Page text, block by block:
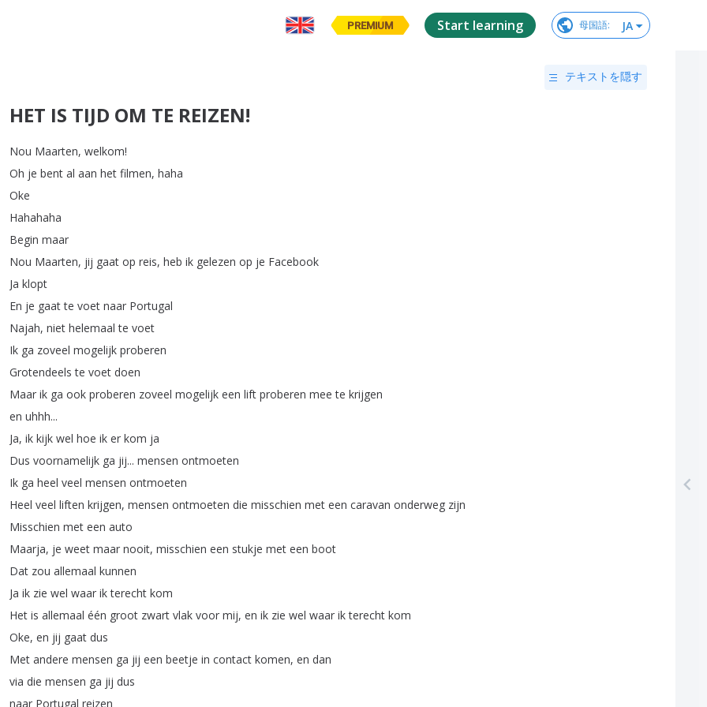
PREMIUM Start learning 母国語: JA
テキストを隠す
HET IS TIJD OM TE REIZEN!
Nou Maarten, welkom!
Oh je bent al aan het filmen, haha
Oke
Hahahaha
Begin maar
Nou Maarten, jij gaat op reis, heb ik gelezen op je Facebook
Ja klopt
En je gaat te voet naar Portugal
Najah, niet helemaal te voet
Ik ga zoveel mogelijk proberen
Grotendeels te voet doen
Maar ik ga ook proberen zoveel mogelijk een lift proberen mee te krijgen
en uhhh...
Ja, ik kijk wel hoe ik er kom ja
Dus voornamelijk ga jij... mensen ontmoeten
Ik ga heel veel mensen ontmoeten
Heel veel liften krijgen, mensen ontmoeten die misschien met een caravan onderweg zijn
Misschien met een auto
Maarja, je weet maar nooit, misschien een stukje met een boot
Dat zou allemaal kunnen
Ja ik zie wel waar ik terecht kom
Het is allemaal één groot zwart vlak voor mij, en ik zie wel waar ik terecht kom
Oke, en jij gaat dus
Met andere mensen ga jij een beetje in contact komen, en dan
via die mensen ga jij dus
naar Portugal reizen